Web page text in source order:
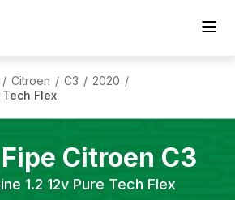
/ Citroen / C3 / 2020 /
Tech Flex
Citroen C3
1.2 12v Pure Tech Flex